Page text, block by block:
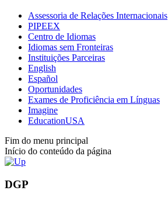
Assessoria de Relações Internacionais
PIPEEX
Centro de Idiomas
Idiomas sem Fronteiras
Instituições Parceiras
English
Español
Oportunidades
Exames de Proficiência em Línguas
Imagine
EducationUSA
Fim do menu principal
Início do conteúdo da página
DGP